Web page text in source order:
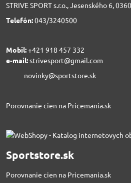
STRIVE SPORT s.r.o., Jesenského 6,
Telefón:043/3240500
Mobil:+421 918 457 332
e-mail:strivesport@gmail.com
novinky@sportstore.sk
Porovnanie cien na Pricemania.sk
Sportstore.sk
Porovnanie cien na Pricemania.sk